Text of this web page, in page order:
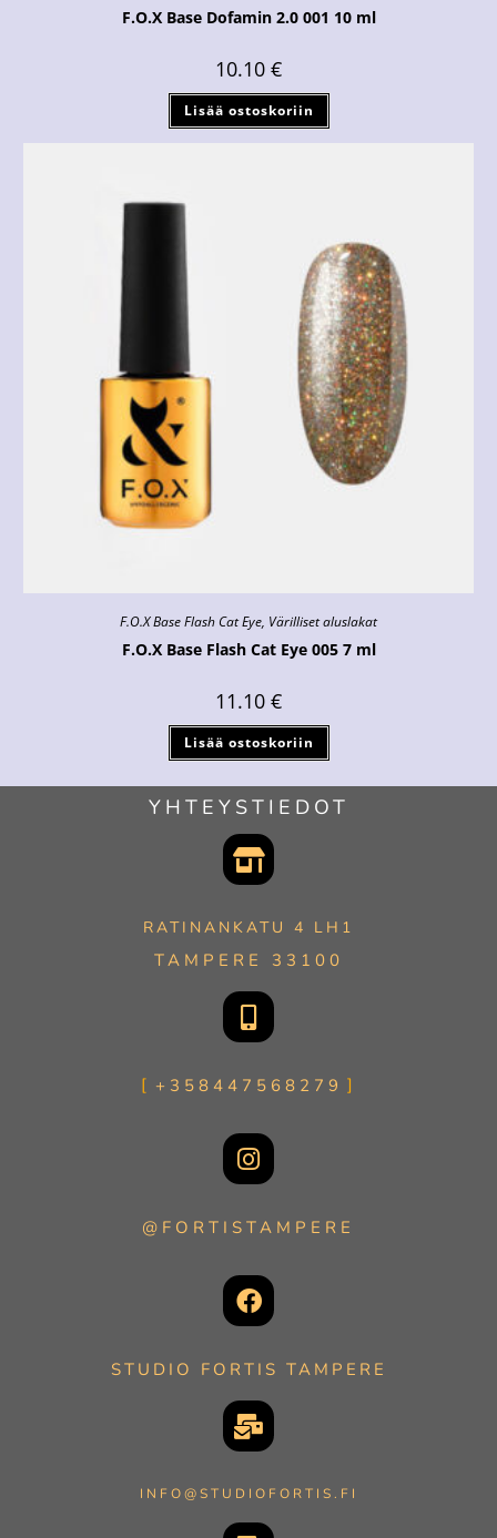
F.O.X Base Dofamin 2.0 001 10 ml
10.10 €
Lisää ostoskoriin
F.O.X Base Flash Cat Eye, Värilliset aluslakat
F.O.X Base Flash Cat Eye 005 7 ml
11.10 €
Lisää ostoskoriin
YHTEYSTIEDOT
RATINANKATU 4 LH1
TAMPERE 33100
+358447568279
@FORTISTAMPERE
STUDIO FORTIS TAMPERE
INFO@STUDIOFORTIS.FI